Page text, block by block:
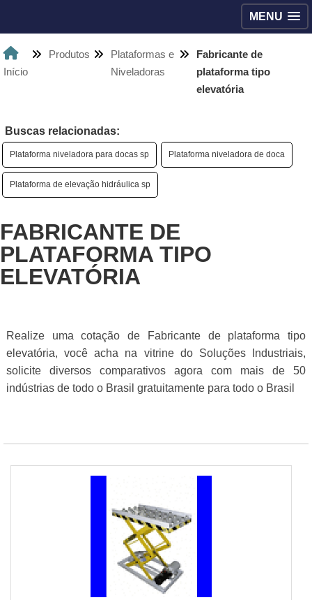
MENU
Início
Produtos
Plataformas e
Niveladoras
Fabricante de
plataforma tipo
elevatória
Buscas relacionadas:
Plataforma niveladora para docas sp Plataforma niveladora de doca
Plataforma de elevação hidráulica sp
FABRICANTE DE
PLATAFORMA TIPO
ELEVATÓRIA
Realize uma cotação de Fabricante de plataforma tipo
elevatória, você acha na vitrine do Soluções Industriais,
solicite diversos comparativos agora com mais de 50
indústrias de todo o Brasil gratuitamente para todo o Brasil